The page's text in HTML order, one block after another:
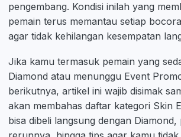
pengembang. Kondisi inilah yang
pemain terus memantau setiap
agar tidak kehilangan kesempatan
Jika kamu termasuk pemain yang
Diamond atau menunggu Event
berikutnya, artikel ini wajib disimak
akan membahas daftar kategori Skin
bisa dibeli langsung dengan Diamond,